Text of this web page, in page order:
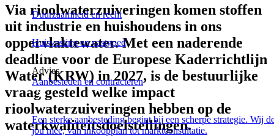
Duurzaamheid en recht
Huisvesting en vastgoed
Advies
Aanbesteden en contracteren
Een sterke aanbesteding begint bij een scherpe strategie. Wij
jou mee, van inkoopplan tot marktconsultatie.
Via rioolwaterzuiveringen komen stoffen
uit industrie en huishoudens in ons
oppervlaktewater. Met een naderende
deadline voor de Europese Kaderrichtlijn
Water (KRW) in 2027, is de bestuurlijke
vraag gesteld welke impact
rioolwaterzuiveringen hebben op de
waterkwaliteitsdoelstellingen.